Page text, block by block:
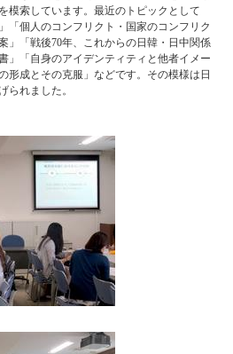
模索しています。最近のトピックとして
「個人のコンフリクト・国家のコンフリク
」「戦後70年、これからの日韓・日中関係
」「自身のアイデンティティと他者イメー
形成とその克服」などです。その模様は日
られました。